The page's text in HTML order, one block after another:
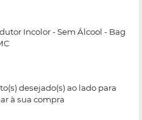
Incolor - Sem Álcool - Bag
desejado(s) ao lado para
à sua compra